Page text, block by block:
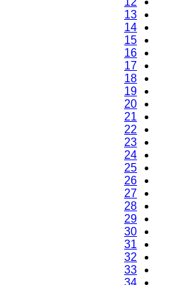
13
14
15
16
17
18
19
20
21
22
23
24
25
26
27
28
29
30
31
32
33